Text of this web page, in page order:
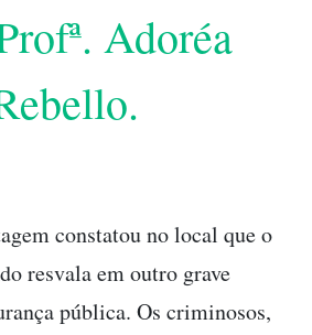
Adoréa
constatou no local que o
resvala em outro grave
pública. Os criminosos,